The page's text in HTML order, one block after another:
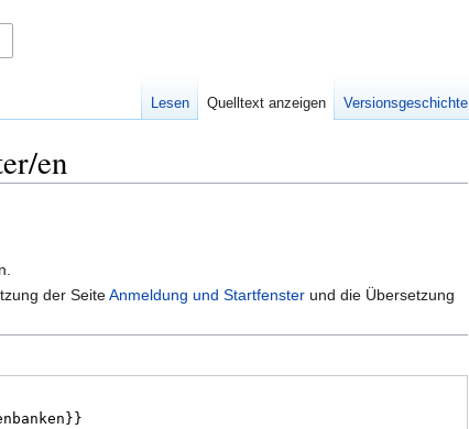
Lesen Quelltext anzeigen Versionsgeschichte
en
der SeiteAnmeldung und Startfenster und die Übersetzung